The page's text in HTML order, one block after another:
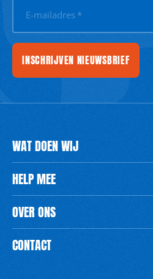
E-mailadres *
INSCHRIJVEN NIEUWSBRIEF
WAT DOEN WIJ
HELP MEE
OVER ONS
CONTACT